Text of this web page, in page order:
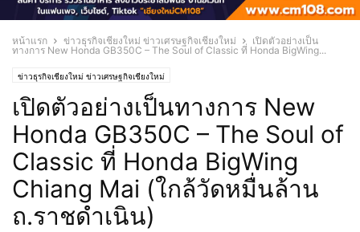
หน้าแรก ข่าวธุรกิจเชียงใหม่ ข่าวเศรษฐกิจเชียงใหม่
เปิดตัวอย่างเป็น
ทางการ New Honda GB350C – The Soul of Classic ที่ Honda BigWing...
ข่าวธุรกิจเชียงใหม่ ข่าวเศรษฐกิจเชียงใหม่
เปิดตัวอย่างเป็นทางการ New
Honda GB350C – The Soul of
Classic ที่ Honda BigWing
Chiang Mai (ใกล้วัดหมื่นล้าน
ถ.ราชดำเนิน)